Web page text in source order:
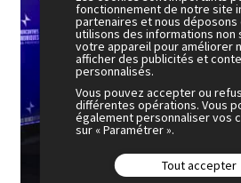
fonctionnement de notre site
partenaires et nous
utilisons des informations non
votre appareil pour améliorer
afficher des publicités et
personnalisés.
Vous pouvez accepter ou
différentes opérations. Vous
également personnaliser vos
sur « Paramétrer ».
Tout accepter